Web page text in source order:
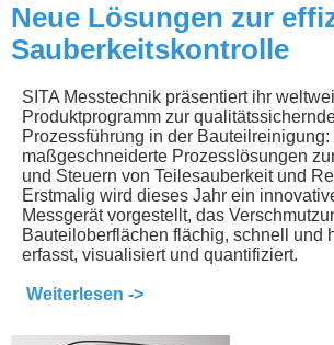
Neue Lösungen zur
Sauberkeitskontrolle
SITA Messtechnik präsentiert ihr
Produktprogramm zur
Prozessführung in der Bauteilreinigung:
maßgeschneiderte Prozesslösungen
und Steuern von Teilesauberkeit und
Erstmalig wird dieses Jahr ein
Messgerät vorgestellt, das
Bauteiloberflächen flächig, schnell und
erfasst, visualisiert und quantifiziert.
Weiterlesen ->